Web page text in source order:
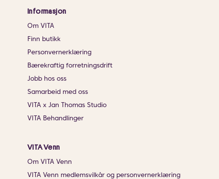
Informasjon
Om VITA
Finn butikk
Personvernerklæring
Bærekraftig forretningsdrift
Jobb hos oss
Samarbeid med oss
VITA x Jan Thomas Studio
VITA Behandlinger
VITA Venn
Om VITA Venn
VITA Venn medlemsvilkår og personvernerklæring